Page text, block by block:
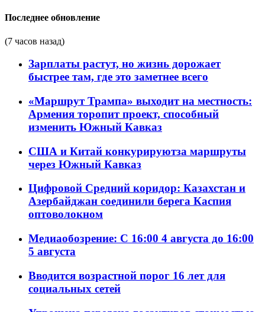
Последнее обновление
(7 часов назад)
Зарплаты растут, но жизнь дорожает
быстрее там, где это заметнее всего
«Маршрут Трампа» выходит на местность:
Армения торопит проект, способный
изменить Южный Кавказ
США и Китай конкурируютза маршруты
через Южный Кавказ
Цифровой Средний коридор: Казахстан и
Азербайджан соединили берега Каспия
оптоволокном
Медиаобозрение: С 16:00 4 августа до 16:00
5 августа
Вводится возрастной порог 16 лет для
социальных сетей